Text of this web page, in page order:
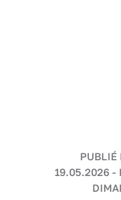
PUBLIÉ
19.05.2026 -